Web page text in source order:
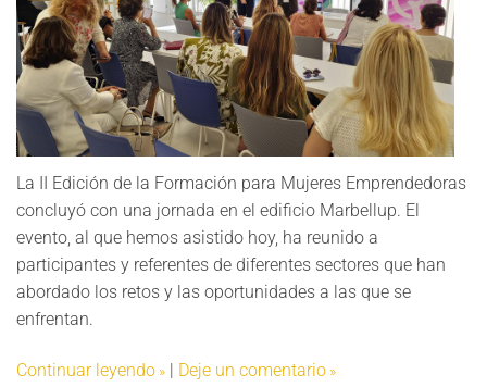
La II Edición de la Formación para Mujeres Emprendedoras
concluyó con una jornada en el edificio Marbellup. El
evento, al que hemos asistido hoy, ha reunido a
participantes y referentes de diferentes sectores que han
abordado los retos y las oportunidades a las que se
enfrentan.
Continuar leyendo Deje un comentario